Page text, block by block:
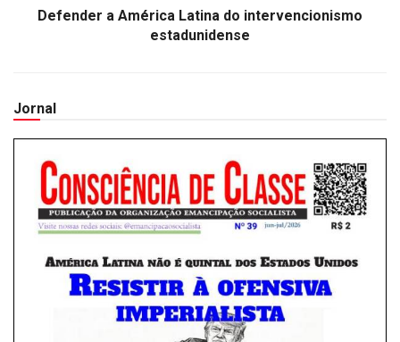
Defender a América Latina do intervencionismo
estadunidense
Jornal